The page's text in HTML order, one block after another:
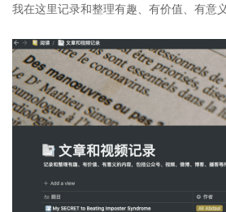
我在这里记录和整理有趣、有价值、有意